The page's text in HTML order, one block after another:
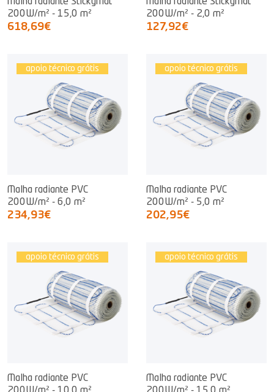
200W/m² - 15,0 m²
618,69€
200W/m² - 2,0 m²
127,92€
apoio técnico grátis
Malha radiante PVC
200W/m² - 6,0 m²
234,93€
apoio técnico grátis
Malha radiante PVC
200W/m² - 5,0 m²
202,95€
apoio técnico grátis
Malha radiante PVC
apoio técnico grátis
Malha radiante PVC